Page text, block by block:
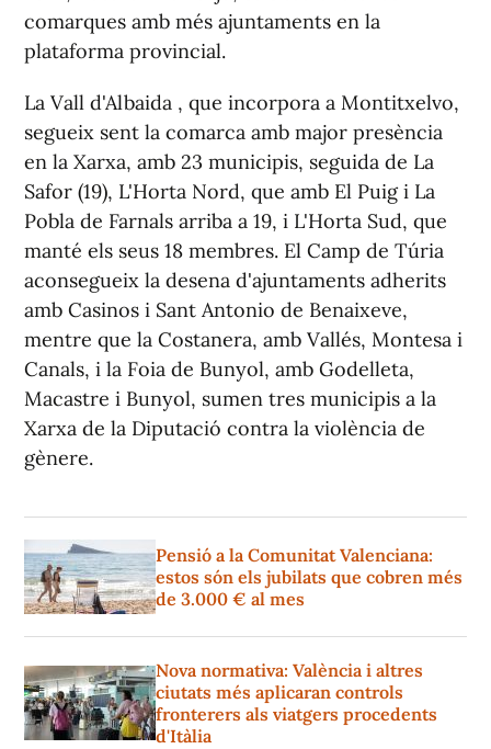
comarques amb més ajuntaments en la
plataforma provincial.
La Vall d'Albaida , que incorpora a Montitxelvo,
segueix sent la comarca amb major presència
en la Xarxa, amb 23 municipis, seguida de La
Safor (19), L'Horta Nord, que amb El Puig i La
Pobla de Farnals arriba a 19, i L'Horta Sud, que
manté els seus 18 membres. El Camp de Túria
aconsegueix la desena d'ajuntaments adherits
amb Casinos i Sant Antonio de Benaixeve,
mentre que la Costanera, amb Vallés, Montesa i
Canals, i la Foia de Bunyol, amb Godelleta,
Macastre i Bunyol, sumen tres municipis a la
Xarxa de la Diputació contra la violència de
gènere.
Pensió a la Comunitat Valenciana:
estos són els jubilats que cobren més
de 3.000 € al mes
Nova normativa: València i altres
ciutats més aplicaran controls
fronterers als viatgers procedents
d'Itàlia